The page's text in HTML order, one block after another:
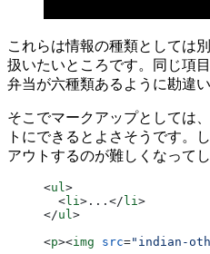
これらは情報の種類としては
扱いたいところです。同じ項
弁当が六種類あるように勘違
そこでマークアップとしては
トにできるとよさそうです。
アウトするのが難しくなって
<ul >
  <
li >...</ li >
</ul >
<p><img src="indian-